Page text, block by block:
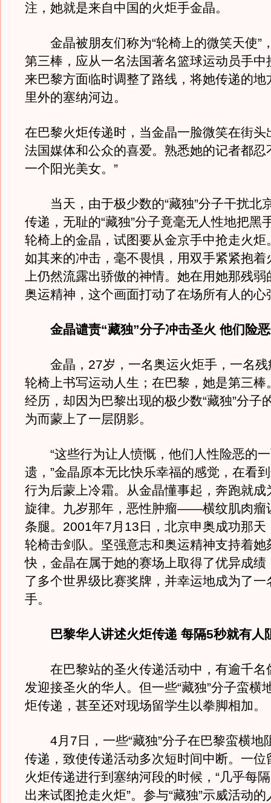
注，她就是来自中国的火炬手金晶。
金晶被朋友们称为“轮椅上的微笑天使”
第三棒，应从一名法国著名篮球运动员手中
来巴黎方面临时调整了路线，将她传递的地
里外的塞纳河边。
在巴黎火炬传递时，当金晶一脸微笑在街头
法国媒体和公众的喜爱。熟悉她的记者都忍
一个阳光美女。”
当天，由于极少数的“藏独”分子干扰北
传递，无耻的“藏独”分子竟毫无人性地把黑
轮椅上的金晶，试图要从金京手中抢走火炬
如其来的冲击，毫不畏惧，用双手紧紧抱着
上仍然流露出骄傲的神情。她在用她那残弱
奥运精神，这个画面打动了在场所有人的心
金晶谴责“藏独”分子冲击圣火 他们险
金晶，27岁，一名奥运火炬手，一名残
轮椅上书写运动人生；在巴黎，她是第三棒
经历，却因为巴黎出现的极少数“藏独”分子
为而蒙上了一层阴影。
“这些行为让人愤慨，他们人性险恶的一
遗，”金晶原本无比快乐幸福的感觉，在看
行为后蒙上冷霜。从金晶懂事起，奔跑就成
旋律。九岁那年，恶性肿瘤——横纹肌肉瘤
条腿。2001年7月13日，北京申奥成功那天
轮椅击剑队。坚强意志和奥运精神支持着她
快，金晶在属于她的赛场上取得了优异成绩
了多个世界级比赛奖牌，并幸运地成为了一
手。
巴黎华人讲述火炬传递 每隔5秒就有人
在巴黎站的圣火传递活动中，有逾千名
发迎接圣火的华人。但一些“藏独”分子蛮横
炬传递，甚至还对现场留学生以拳脚相加。
4月7日，一些“藏独”分子在巴黎蛮横地
传递，致使传递活动多次短时间中断。一位
火炬传递进行到塞纳河段的时候，“几乎每
出来试图抢走火炬”。参与“藏独”示威活动